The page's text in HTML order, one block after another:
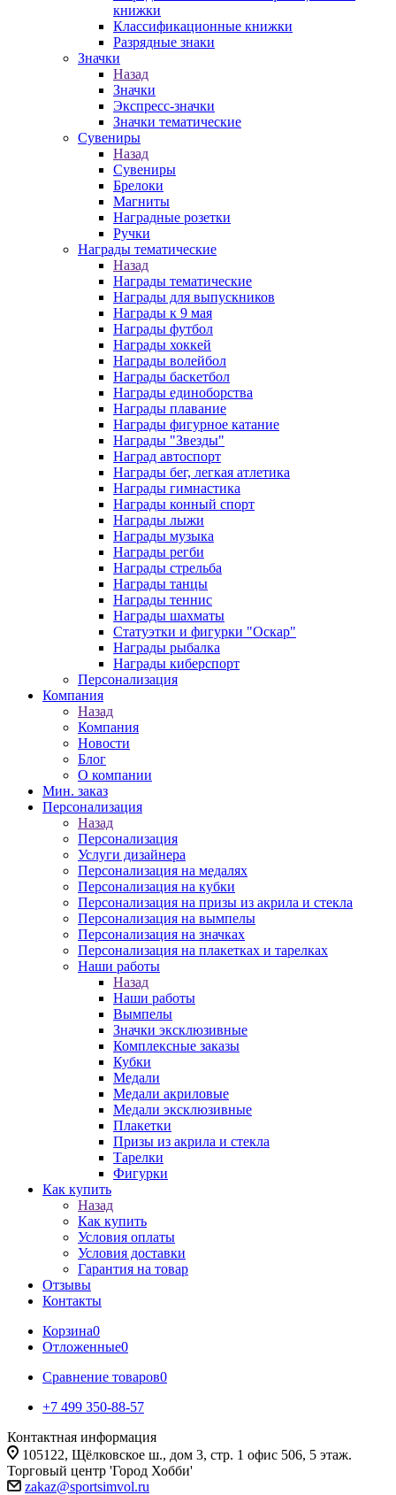
книжки
Классификационные книжки
Разрядные знаки
Значки
Назад
Значки
Экспресс-значки
Значки тематические
Сувениры
Назад
Сувениры
Брелоки
Магниты
Наградные розетки
Ручки
Награды тематические
Назад
Награды тематические
Награды для выпускников
Награды к 9 мая
Награды футбол
Награды хоккей
Награды волейбол
Награды баскетбол
Награды единоборства
Награды плавание
Награды фигурное катание
Награды "Звезды"
Наград автоспорт
Награды бег, легкая атлетика
Награды гимнастика
Награды конный спорт
Награды лыжи
Награды музыка
Награды регби
Награды стрельба
Награды танцы
Награды теннис
Награды шахматы
Статуэтки и фигурки "Оскар"
Награды рыбалка
Награды киберспорт
Персонализация
Компания
Назад
Компания
Новости
Блог
О компании
Мин. заказ
Персонализация
Назад
Персонализация
Услуги дизайнера
Персонализация на медалях
Персонализация на кубки
Персонализация на призы из акрила и стекла
Персонализация на вымпелы
Персонализация на значках
Персонализация на плакетках и тарелках
Наши работы
Назад
Наши работы
Вымпелы
Значки эксклюзивные
Комплексные заказы
Кубки
Медали
Медали акриловые
Медали эксклюзивные
Плакетки
Призы из акрила и стекла
Тарелки
Фигурки
Как купить
Назад
Как купить
Условия оплаты
Условия доставки
Гарантия на товар
Отзывы
Контакты
Корзина0
Отложенные0
Сравнение товаров0
+7 499 350-88-57
Контактная информация
105122, Щёлковское ш., дом 3, стр. 1 офис 506, 5 этаж.
Торговый центр 'Город Хобби'
zakaz@sportsimvol.ru